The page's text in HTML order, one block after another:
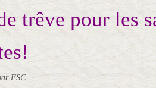
trêve pour les
FSC